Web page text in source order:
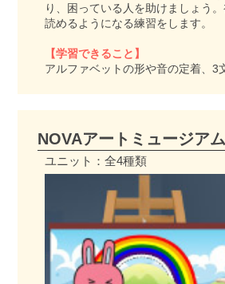
り、困っている人を助けましょう
読めるようになる練習をします。
【学習できること】
アルファベットの形や音の定着、3
NOVAアートミュージアム
ユニット：全4種類